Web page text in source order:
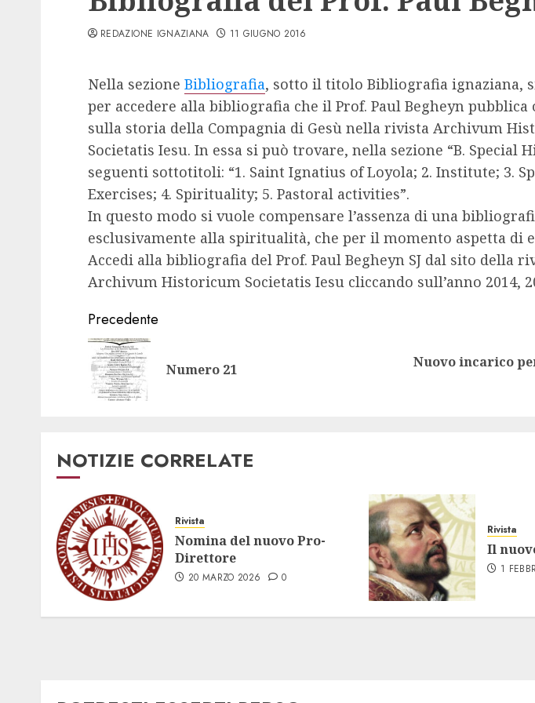
REDAZIONE IGNAZIANA 11 GIUGNO 2016
Nella sezione Bibliografia, sotto il titolo Bibliografia ignaziana,
per accedere alla bibliografia che il Prof. Paul Begheyn pubblica
sulla storia della Compagnia di Gesù nella rivista Archivum
Societatis Iesu. In essa si può trovare, nella sezione “B. Special
seguenti sottotitoli: “1. Saint Ignatius of Loyola; 2. Institute; 3.
Exercises; 4. Spirituality; 5. Pastoral activities”.
In questo modo si vuole compensare l’assenza di una
esclusivamente alla spiritualità, che per il momento aspetta di
Accedi alla bibliografia del Prof. Paul Begheyn SJ dal sito della
Archivum Historicum Societatis Iesu cliccando sull’anno 2014,
Navigazione
articolo
Precedente
Numero 21
ArticoloNuovo incarico
NOTIZIE CORRELATE
Rivista
Nomina del nuovo Pro-
Direttore
20 MARZO 2026 0
Rivista
Il
1